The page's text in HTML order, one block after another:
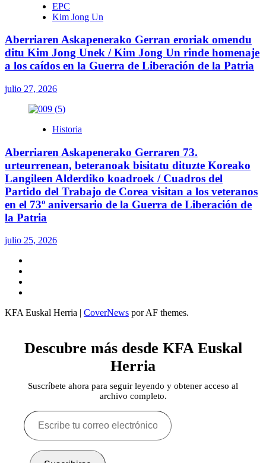
EPC
Kim Jong Un
Aberriaren Askapenerako Gerran eroriak omendu
ditu Kim Jong Unek / Kim Jong Un rinde homenaje
a los caídos en la Guerra de Liberación de la Patria
julio 27, 2026
Historia
Aberriaren Askapenerako Gerraren 73.
urteurrenean, beteranoak bisitatu dituzte Koreako
Langileen Alderdiko koadroek / Cuadros del
Partido del Trabajo de Corea visitan a los veteranos
en el 73º aniversario de la Guerra de Liberación de
la Patria
julio 25, 2026
KFA Euskal Herria | CoverNews por AF themes.
Descubre más desde KFA Euskal
Herria
Suscríbete ahora para seguir leyendo y obtener acceso al
archivo completo.
Escribe
tu
correo